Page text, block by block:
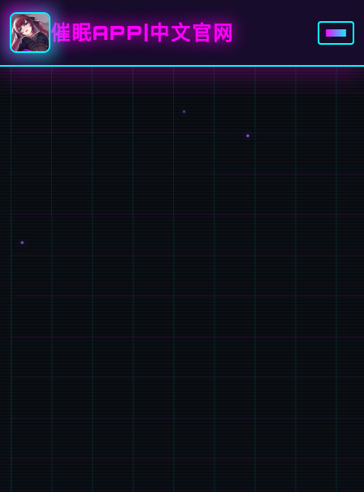
催眠APP|中文官网